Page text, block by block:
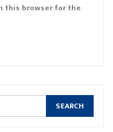
this browser for the